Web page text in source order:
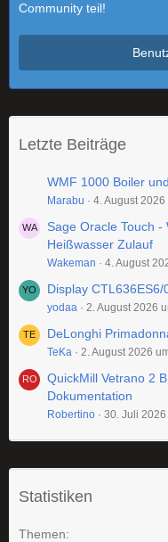
Community teil!
Letzte Beiträge
WMF 1000 Boiler
Marabu 4. August
Sage Oracle Touch
Heißwasser Zulauf
Wakeman 4. August
Display CTL636ES6/
yodaa 2. August 2026
DeLonghi
TeKa 2. August 2026
QuickMill Vetrano 2
Dokumentation
Robertino 30. Juli
Statistiken
Themen